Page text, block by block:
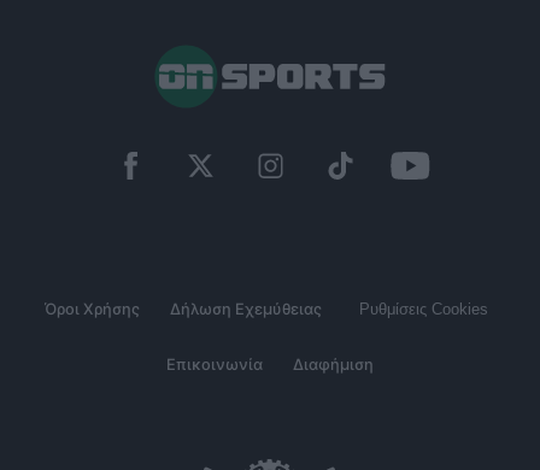
Όροι Χρήσης Δήλωση Εχεμύθειας Ρυθμίσεις Cookies
Επικοινωνία Διαφήμιση